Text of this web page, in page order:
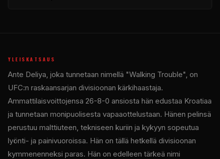
YLEISKATSAUS
Ante Deliya, joka tunnetaan nimellä "Walking Trouble", on
UFC:n raskaansarjan divisioonan kärkihaastaja.
Ammattilaisvoittojensa 26-8-0 ansiosta hän edustaa Kroatiaa
ja tunnetaan monipuolisesta vapaaottelustaan. Hänen pelinsä
perustuu malttiuteen, tekniseen kuriin ja kykyyn sopeutua
lyönti- ja painivuoroissa. Hän on tällä hetkellä divisioonan
kymmenenneksi paras. Hän on edelleen tärkeä nimi